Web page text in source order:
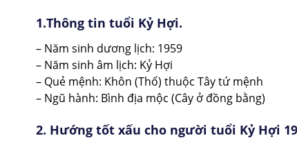
1.Thông tin tuổi Kỷ Hợi.
– Năm sinh dương lịch: 1959
– Năm sinh âm lịch: Kỷ Hợi
– Quẻ mệnh: Khôn (Thổ) thuộc Tây tứ mệnh
– Ngũ hành: Bình địa mộc (Cây ở đồng bằng)
2. Hướng tốt xấu cho người tuổi Kỷ Hợi